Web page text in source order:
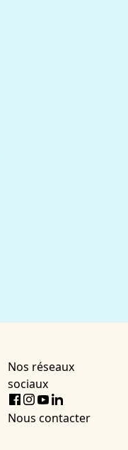
Nos réseaux
sociaux
Facebook
Instagram
Youtube
Nous contacter